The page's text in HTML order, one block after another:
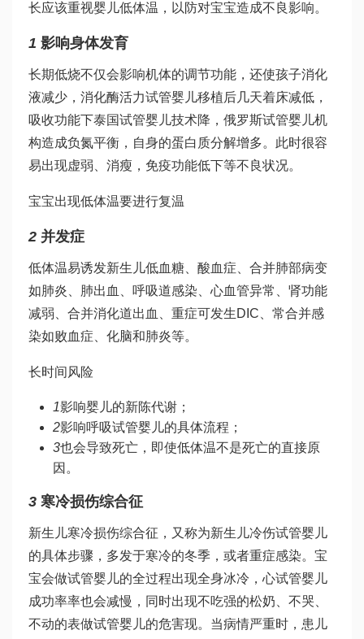
长应该重视婴儿低体温，以防对宝宝造成不良影响。
1 影响身体发育
长期低烧不仅会影响机体的调节功能，还使孩子消化
液减少，消化酶活力试管婴儿移植后几天着床减低，
吸收功能下泰国试管婴儿技术降， 俄罗斯试管婴儿机
构造成负氮平衡，自身的蛋白质分解增多。此时很容
易出现虚弱、消瘦，免疫功能低下等不良状况。
宝宝出现低体温要进行复温
2 并发症
低体温易诱发新生儿低血糖、酸血症、合并肺部病变
如肺炎、肺出血、呼吸道感染、心血管异常、肾功能
减弱、合并消化道出血、重症可发生DIC、常合并感
染如败血症、化脑和肺炎等。
长时间风险
1影响婴儿的新陈代谢；
2影响呼吸试管婴儿的具体流程 ；
3也会导致死亡，即使低体温不是死亡的直接原
因。
3 寒冷损伤综合征
新生儿寒冷损伤综合征，又称为新生儿冷伤试管婴儿
的具体步骤 ，多发于寒冷的冬季，或者重症感染。宝
宝会做试管婴儿的全过程出现全身冰冷，心试管婴儿
成功率率也会减慢，同时出现不吃强的松奶、不哭、
不动的表做试管婴儿的危害现。当病情严重时，患儿